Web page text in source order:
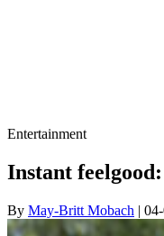
Entertainment
Instant
By May-Britt Mobach |